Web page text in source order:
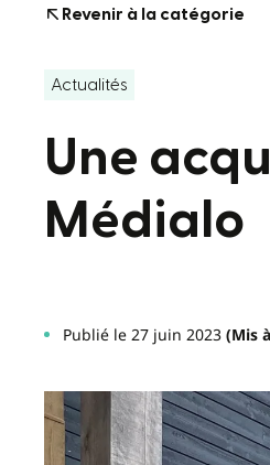
Revenir à la catégorie
Actualités
Une
Médialo
Publié le 27 juin 2023(Mis